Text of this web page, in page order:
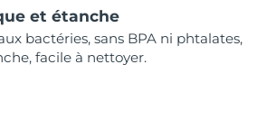
et étanche
bactéries, sans BPA ni phtalates,
facile à nettoyer.